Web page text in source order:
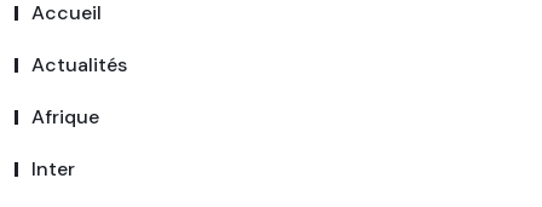
Accueil
Actualités
Afrique
Inter